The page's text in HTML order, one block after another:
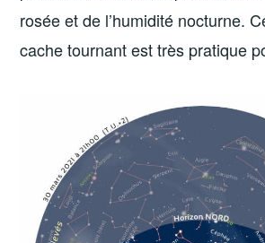
rosée et de l’humidité nocturne.
cache tournant est très pratique